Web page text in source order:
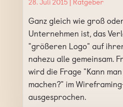
Ganz gleich wie groß
Unternehmen ist, das
"größeren Logo" auf
nahezu alle gemeinsam.
wird die Frage "Kann
machen?" im
ausgesprochen.